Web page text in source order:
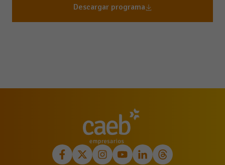
Descargar programa